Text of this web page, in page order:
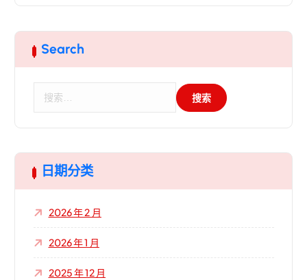
Search
日期分类
2026 年 2 月
2026 年 1 月
2025 年 12 月